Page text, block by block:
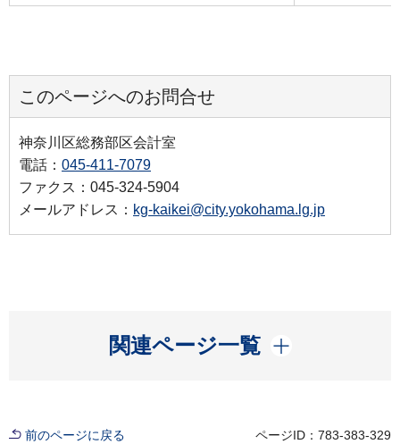
このページへのお問合せ
神奈川区総務部区会計室
電話： 045-411-7079
ファクス：045-324-5904
メールアドレス： kg-kaikei@city.yokohama.lg.jp
関連ページ一覧
開く
前のページに戻る ページID：783-383-329